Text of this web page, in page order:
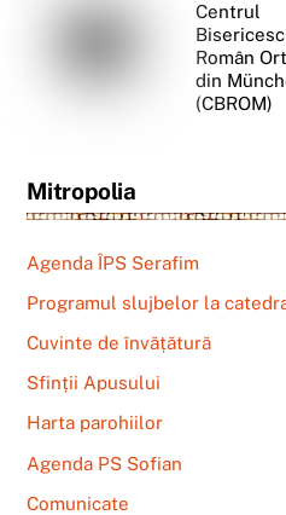
Centrul
Bisericesc
Român
din
(CBROM)
Mitropolia
Agenda ÎPS Serafim
Programul slujbelor la
Cuvinte de învățătură
Sfinții Apusului
Harta parohiilor
Agenda PS Sofian
Comunicate